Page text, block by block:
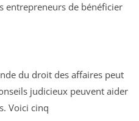
entrepreneurs de bénéficier
du droit des affaires peut
judicieux peuvent aider
Voici cinq